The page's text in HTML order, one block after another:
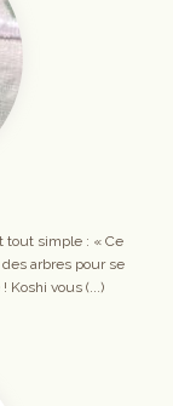
tout simple : « Ce
arbres pour se
Koshi vous (...)